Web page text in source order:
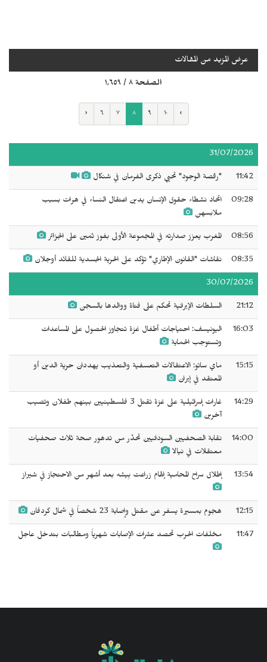
عرض المزيد من المقالات
الصفحة ٨ / ١٬٦٥٩
‹ ٦ ٧ ٨ ٩ ١٠ ›
31/07/2026
11:42 "رقصة الوجود" تحيي ذكرى الفرمان في شنكال
09:28
اتحاد نشطاء حقوق الإنسان يدين اعتقال النساء في هرات بسبب
ملابسهن
08:56 المغرب يعزز صدارته في المجموعة الأولى بفوز ثمين على الجزائر
08:35 نقاشات "القانون الإطاري" تؤكد على الحرية الجسدية للقائد أوجلان
30/07/2026
21:12 السلطات الإيرانية تحكم على فتاة ووالدها بالسجن
16:03
اليونيسف: احتياجات أطفال غزة تتجاوز الحصول على المساعدات
وتستوجب الحماية
15:15
ماي ساتو: الاعتقالات التعسفية والتعذيب يهددان حرية الدين أو
المعتقد في إيران
14:29
غارات إسرائيلية على غزة تقتل 3 فلسطينيين بينهم طفلان وتصيب
آخرين
14:00
نقابة الصحفيين السودانيين تحذّر من تدهور صحة ثلاث صحفيات
معتقلات في نيالا
13:54 إطلاق سراح المحامية إلهام زراعت بِيشه بعد أشهر من الاحتجاز في شيراز
12:15 هجوم بمسيرة يسفر عن مقتل وإصابة 23 شخصاً في شمال كردفان
11:47 مخلفات الحرب تحصد عشرات الإصابات شهرياً ومطالبات بتدخل عاجل